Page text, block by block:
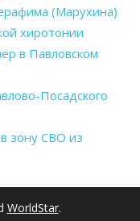
(Марухина)
хиротонии
в Павловском
Посадского
зону СВО из
WorldStar.